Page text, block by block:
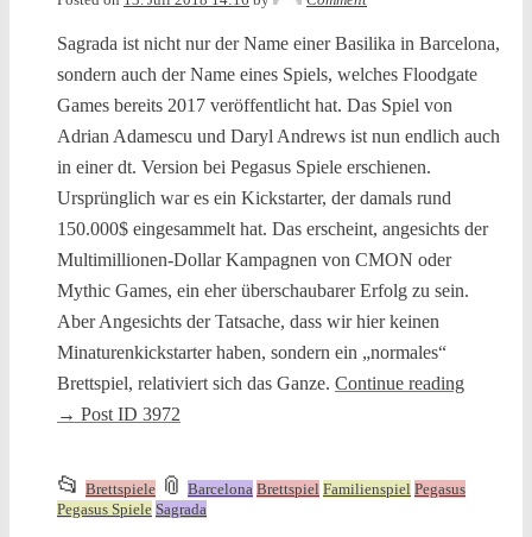
Sagrada ist nicht nur der Name einer Basilika in Barcelona,
sondern auch der Name eines Spiels, welches Floodgate
Games bereits 2017 veröffentlicht hat. Das Spiel von
Adrian Adamescu und Daryl Andrews ist nun endlich auch
in einer dt. Version bei Pegasus Spiele erschienen.
Ursprünglich war es ein Kickstarter, der damals rund
150.000$ eingesammelt hat. Das erscheint, angesichts der
Multimillionen-Dollar Kampagnen von CMON oder
Mythic Games, ein eher überschaubarer Erfolg zu sein.
Aber Angesichts der Tatsache, dass wir hier keinen
Minaturenkickstarter haben, sondern ein „normales“
Brettspiel, relativiert sich das Ganze. Continue reading
→ Post ID 3972
📂 This
entry
Brettspiele 📎 and
tagged
Barcelona Brettspiel Familienspiel Pegasus
Pegasus Spiele Sagrada